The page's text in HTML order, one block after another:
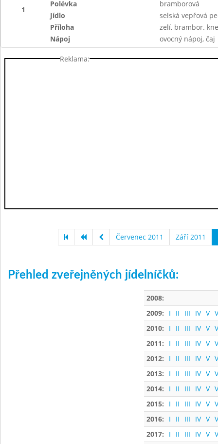
1
Polévka
bramborová
Jídlo
selská vepřová
Příloha
zelí, brambor.
Nápoj
ovocný nápoj, čaj
Reklama:
Červenec 2011 Září 2011
Přehled zveřejněných jídelníčků:
2008:
2009:
I II III IV V
2010:
I II III IV V
2011:
I II III IV V
2012:
I II III IV V
2013:
I II III IV V
2014:
I II III IV V
2015:
I II III IV V
2016:
I II III IV V
2017:
I II III IV V